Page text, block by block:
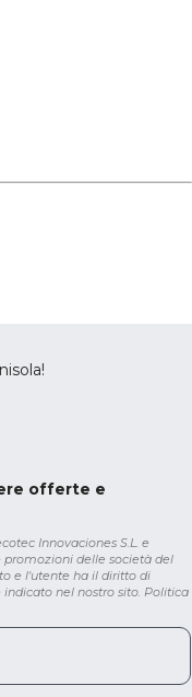
offerte e
Innovaciones S.L. e
promozioni delle società del
e l'utente ha il diritto di
nel nostro sito. Politica